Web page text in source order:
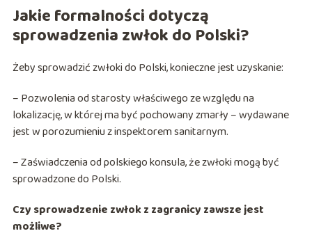
Jakie formalności dotyczą
sprowadzenia zwłok do Polski?
Żeby sprowadzić zwłoki do Polski, konieczne jest uzyskanie:
– Pozwolenia od starosty właściwego ze względu na
lokalizację, w której ma być pochowany zmarły – wydawane
jest w porozumieniu z inspektorem sanitarnym.
– Zaświadczenia od polskiego konsula, że zwłoki mogą być
sprowadzone do Polski.
Czy sprowadzenie zwłok z zagranicy zawsze jest
możliwe?